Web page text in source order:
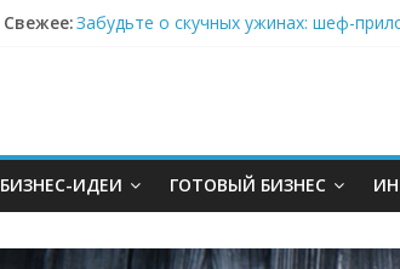
Свежее:Забудьте о скучных ужинах: шеф-
БИЗНЕС-ИДЕИ ГОТОВЫЙ БИЗНЕС